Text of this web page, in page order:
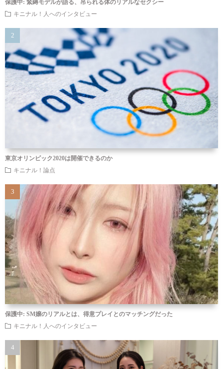
保護中: 緊縛モデルが語る、吊られる体のリアルなセクシー
キニナル！人へのインタビュー
東京オリンピック2020は開催できるのか
キニナル！論点
保護中: SM嬢のリアルとは、得意プレイとのマッチングだった
キニナル！人へのインタビュー